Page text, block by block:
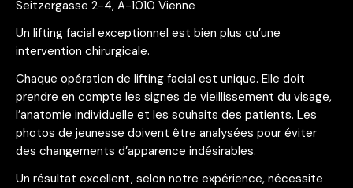
Seitzergasse 2-4, A-1010 Vienne
Un lifting facial exceptionnel est bien plus qu’une
intervention chirurgicale.
Chaque opération de lifting facial est unique. Elle doit
prendre en compte les signes de vieillissement du visage,
l’anatomie individuelle et les souhaits des patients. Les
photos de jeunesse doivent être analysées pour éviter
des changements d’apparence indésirables.
Un résultat excellent, selon notre expérience, nécessite